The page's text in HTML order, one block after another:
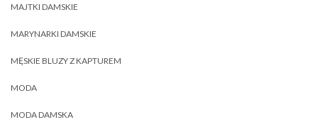
MAJTKI DAMSKIE
MARYNARKI DAMSKIE
MĘSKIE BLUZY Z KAPTUREM
MODA
MODA DAMSKA